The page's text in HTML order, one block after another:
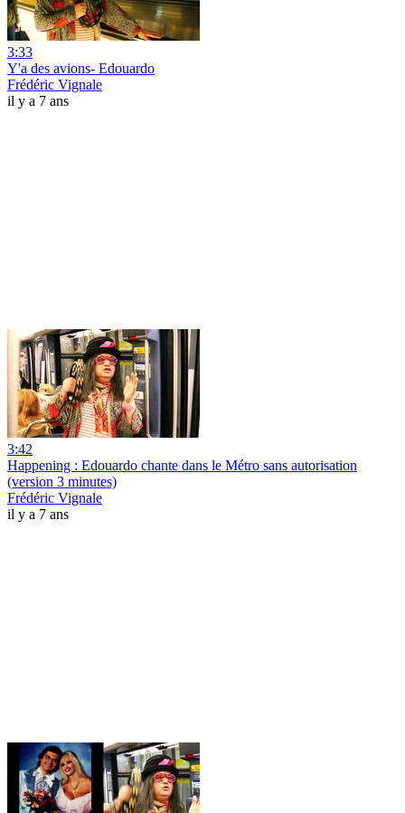
3:33
Y'a des avions- Edouardo
Frédéric Vignale
il y a 7 ans
3:42
Happening : Edouardo chante dans le Métro sans autorisation
(version 3 minutes)
Frédéric Vignale
il y a 7 ans